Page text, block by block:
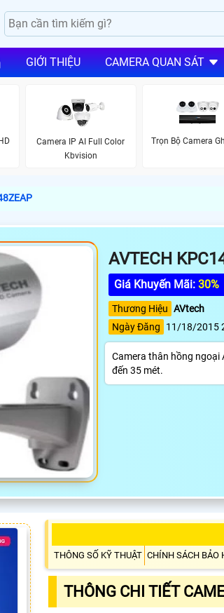
GIỚI THIỆU CAMERA QUAN SÁT
Camera IP AI Full Color
Kbvision
Trọn Bộ Camera
AVTECH
Giá Khuyến Mãi: 30%
Thương Hiệu AVtech
Ngày Đăng
11/18/2015
Camera thân hồng ngoại
đến 35 mét.
THÔNG SỐ KỸ THUẬT CHÍNH SÁCH BẢO
THÔNG CHI TIẾT